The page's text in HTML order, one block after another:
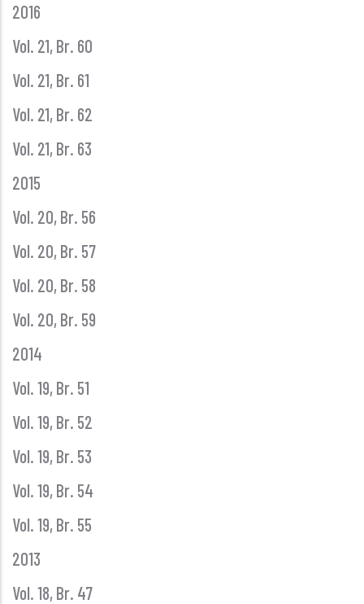
2016
Vol. 21, Br. 60
Vol. 21, Br. 61
Vol. 21, Br. 62
Vol. 21, Br. 63
2015
Vol. 20, Br. 56
Vol. 20, Br. 57
Vol. 20, Br. 58
Vol. 20, Br. 59
2014
Vol. 19, Br. 51
Vol. 19, Br. 52
Vol. 19, Br. 53
Vol. 19, Br. 54
Vol. 19, Br. 55
2013
Vol. 18, Br. 47